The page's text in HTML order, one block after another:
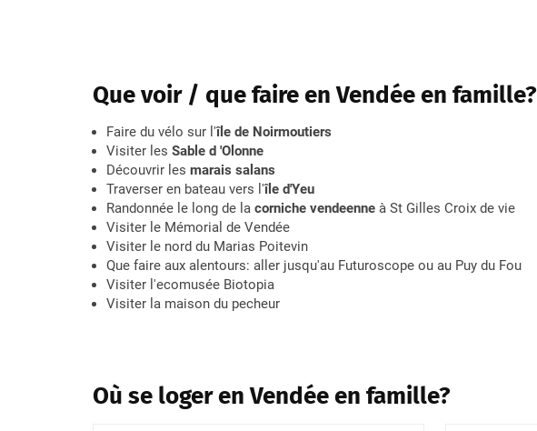
Que voir / que faire en Vendée en famille?
Faire du vélo sur l'île de Noirmoutiers
Visiter les Sable d 'Olonne
Découvrir les marais salans
Traverser en bateau vers l'île d'Yeu
Randonnée le long de la corniche vendeenne à St Gilles Croix de vie
Visiter le Mémorial de Vendée
Visiter le nord du Marias Poitevin
Que faire aux alentours: aller jusqu'au Futuroscope ou au Puy du Fou
Visiter l'ecomusée Biotopia
Visiter la maison du pecheur
Où se loger en Vendée en famille?